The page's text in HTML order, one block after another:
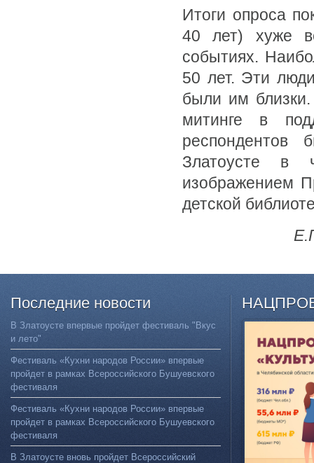
Итоги опроса
40 лет) хуже
событиях.
50 лет. Эти
были им
митинге в
Златоусте в
изображением
детской
Последние новости
В Златоусте впервые пройдет фестиваль "Вкус
и лето"
Фестиваль «Кухни народов России» впервые
пройдет в рамках Всероссийского Бушуевского
фестиваля
Фестиваль «Кухни народов России» впервые
пройдет в рамках Всероссийского Бушуевского
фестиваля
В Златоусте вновь пройдет Всероссийский